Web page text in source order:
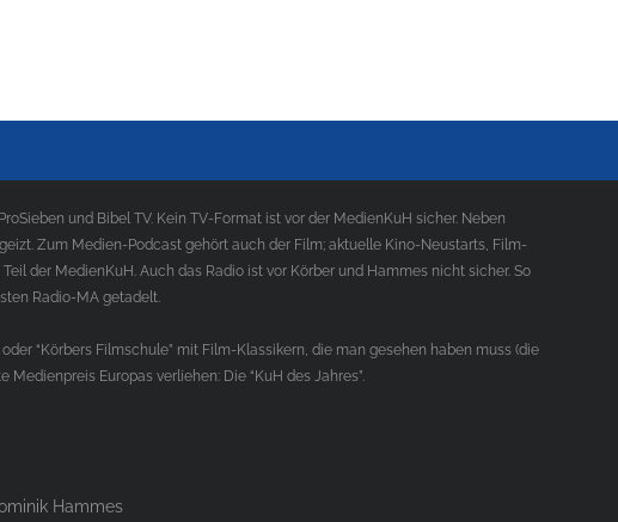
und Bibel TV. Kein TV-Format ist vor der MedienKuH sicher. Neben
Zum Medien-Podcast gehört auch der Film; aktuelle Kino-Neustarts, Film-
der MedienKuH. Auch das Radio ist vor Körber und Hammes nicht sicher. So
Radio-MA getadelt.
“Körbers Filmschule” mit Film-Klassikern, die man gesehen haben muss (die
Europas verliehen: Die “KuH des Jahres”.
Hammes